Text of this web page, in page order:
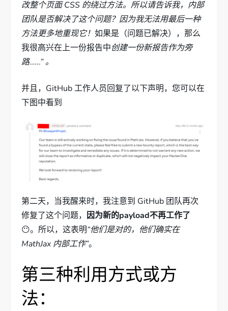
改整个页面 CSS 的绕过方法。所以请告诉我，内部
团队是否解决了这个问题？因为我无法用最后一种
方法更多地重现它！如果是（问题已解决），那么
我很高兴在上一份报告中创建一份新报告作为旁
路……” 。
并且，GitHub 工作人员回复了以下声明，您可以在
下图中看到
第二天，当我醒来时，我注意到 GitHub 团队再次
修复了这个问题， 因为新的payload不再工作了
😶。所以，这表明“他们是对的，他们确实在
MathJax 内部工作”。
第三种利用方式或方
法：